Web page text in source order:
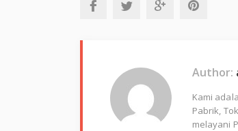
Author:
Kami
Pabrik,
melayani